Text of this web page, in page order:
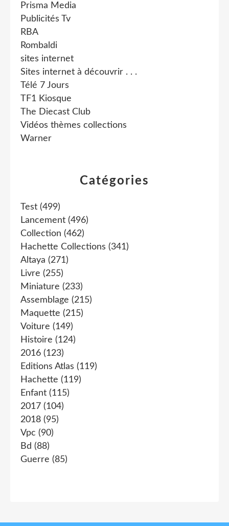
Catégories
Test (499)
Lancement (496)
Collection (462)
Hachette Collections (341)
Altaya (271)
Livre (255)
Miniature (233)
Assemblage (215)
Maquette (215)
Voiture (149)
Histoire (124)
2016 (123)
Editions Atlas (119)
Hachette (119)
Enfant (115)
2017 (104)
2018 (95)
Vpc (90)
Bd (88)
Guerre (85)
Prisma Media
Publicités Tv
RBA
Rombaldi
sites internet
Sites internet à découvrir . . .
Télé 7 Jours
TF1 Kiosque
The Diecast Club
Vidéos thèmes collections
Warner